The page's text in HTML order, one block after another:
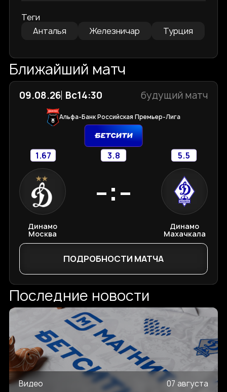
Теги
Анталья
Железничар Турция
Ближайший матч
09.08.26 Вс14:30 будущий матч
Альфа-Банк Российская Премьер-Лига
1.67 3.8 5.5
Динамо
Москва
-:-
Динамо
Махачкала
ПОДРОБНОСТИ МАТЧА
Последние новости
Видео 07 августа